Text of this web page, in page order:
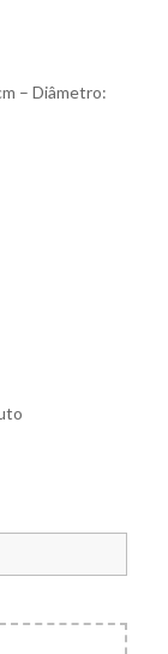
– Diâmetro: